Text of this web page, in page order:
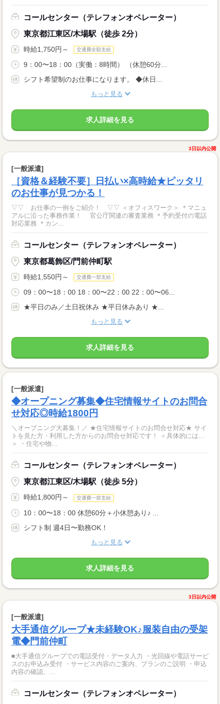
コールセンター（テレフォンオペレーター）
東京都江東区/木場駅（徒歩 2分）
時給1,750円～ 交通費全額支給
9：00〜18：00（実働：8時間） （休憩60分...
シフト希望制のお仕事になります。 ◆休日...
もっと見る
求人詳細を見る
3日以内公開
[一般派遣]
［資格＆経験不要］日払い×高時給★ピッタリ
のお仕事が見つかる！
▽▽ お仕事の一例をご紹介！ ▽▽ ＜オフィスワーク＞ ＊マニュ
アルに沿った事務作業！ 官公庁関連の審査業務 ＊予約受付の電話
対応業務 ＊カン...
コールセンター（テレフォンオペレーター）
東京都葛飾区/門前仲町駅
時給1,550円～ 交通費一部支給
09：00〜18：00 18：00〜22：00 22：00〜06...
★平日のみ／土日祝休み ★平日休みあり ★...
もっと見る
求人詳細を見る
[一般派遣]
◆オープニング募集◆住宅情報サイトのお問合
せ対応◎時給1800円
＼オープニング大募集！／ ★住宅情報サイトのお問合せ対応★ サイ
トを見た方・利用した方からのお問合せ対応です！ ＜具体的には…
＞ ・住宅や物...
コールセンター（テレフォンオペレーター）
東京都江東区/木場駅（徒歩 5分）
時給1,800円～ 交通費一部支給
10：00〜18：00 休憩60分＋小休憩あり♪ ...
シフト制 週4日〜勤務OK！
もっと見る
求人詳細を見る
3日以内公開
[一般派遣]
大手通信グループ★未経験OK♪服装自由の受架
電◆門前仲町
■大手通信グループでの電話受付・データ入力 ・光回線や電話サービ
スのお申込み受付 ・サービス内容のご案内、プランのご説明 ・申込
内容の確認、...
コールセンター（テレフォンオペレーター）